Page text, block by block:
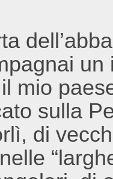
mio
sulla
di